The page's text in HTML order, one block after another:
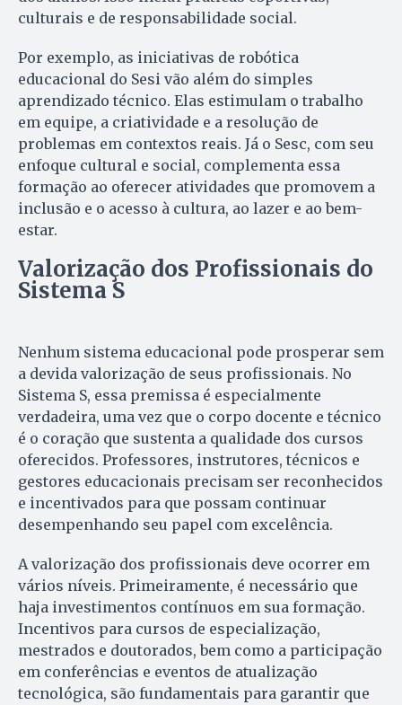
culturais e de responsabilidade social.
Por exemplo, as iniciativas de robótica
educacional do Sesi vão além do simples
aprendizado técnico. Elas estimulam o trabalho
em equipe, a criatividade e a resolução de
problemas em contextos reais. Já o Sesc, com seu
enfoque cultural e social, complementa essa
formação ao oferecer atividades que promovem a
inclusão e o acesso à cultura, ao lazer e ao bem-
estar.
Valorização dos Profissionais do
Sistema S
Nenhum sistema educacional pode prosperar sem
a devida valorização de seus profissionais. No
Sistema S, essa premissa é especialmente
verdadeira, uma vez que o corpo docente e técnico
é o coração que sustenta a qualidade dos cursos
oferecidos. Professores, instrutores, técnicos e
gestores educacionais precisam ser reconhecidos
e incentivados para que possam continuar
desempenhando seu papel com excelência.
A valorização dos profissionais deve ocorrer em
vários níveis. Primeiramente, é necessário que
haja investimentos contínuos em sua formação.
Incentivos para cursos de especialização,
mestrados e doutorados, bem como a participação
em conferências e eventos de atualização
tecnológica, são fundamentais para garantir que